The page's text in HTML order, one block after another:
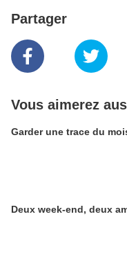
Partager
Vous aimerez
Garder une trace du
Deux week-end, deux